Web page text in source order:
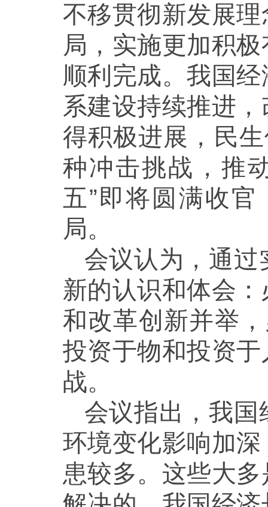
不移贯彻新发展
局，实施更加积
顺利完成。我国
系建设持续推进
得积极进展，民
种冲击挑战，推
五”即将圆满收
局。
会议认为，通
新的认识和体会
和改革创新并举
投资于物和投资
战。
会议指出，我
环境变化影响加
患较多。这些大